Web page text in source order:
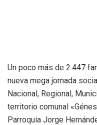
Un poco más de 2.447
nueva mega jornada
Nacional, Regional,
territorio comunal
Parroquia Jorge